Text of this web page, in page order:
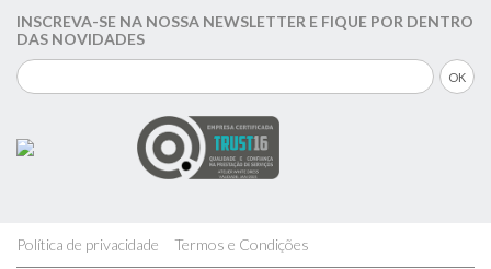
INSCREVA-SE NA NOSSA NEWSLETTER E FIQUE POR DENTRO
DAS NOVIDADES
Política de privacidade Termos e Condições